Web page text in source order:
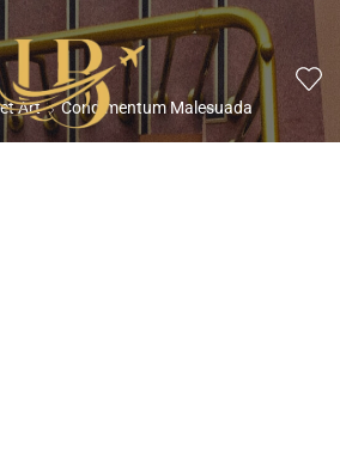
Art Condimentum Malesuada